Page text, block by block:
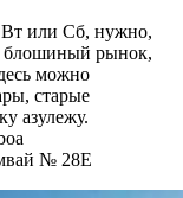
Вт или Сб, нужно,
блошиный рынок,
можно
старые
азулежу.
№ 28Е